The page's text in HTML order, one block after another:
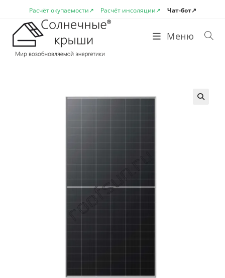
содержимому
Расчёт окупаемости↗ Расчёт инсоляции↗ Чат-бот↗
Меню